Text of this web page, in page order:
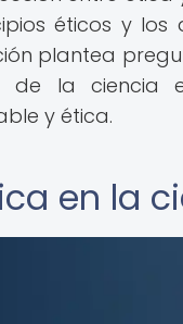
éticos y los
plantea
de la ciencia
y ética.
en la